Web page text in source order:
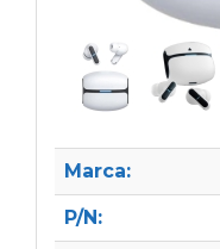
Marca:
P/N: